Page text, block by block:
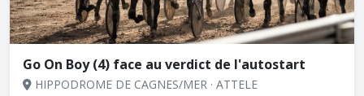
Go On Boy (4) face au verdict de l'autostart
HIPPODROME DE CAGNES/MER · ATTELE